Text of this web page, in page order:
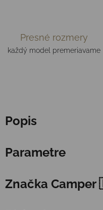
Presné rozmery
každý model premeriavame
Popis
Parametre
Značka